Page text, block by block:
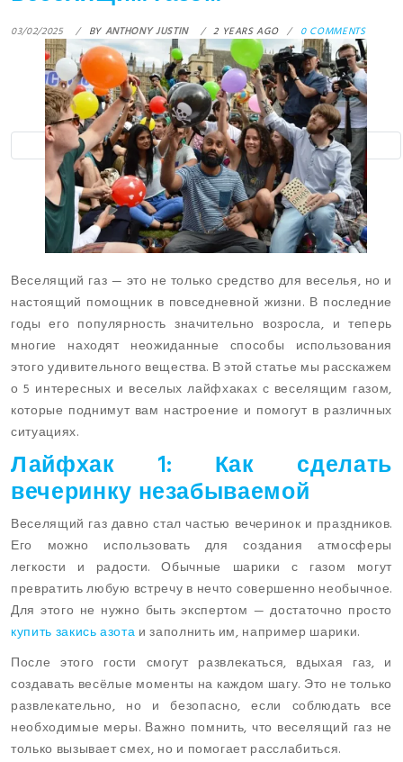
03/02/2025 BY ANTHONY JUSTIN 2 YEARS AGO 0 COMMENTS
Веселящий газ — это не только средство для веселья, но и
настоящий помощник в повседневной жизни. В последние
годы его популярность значительно возросла, и теперь
многие находят неожиданные способы использования
этого удивительного вещества. В этой статье мы расскажем
о 5 интересных и веселых лайфхаках с веселящим газом,
которые поднимут вам настроение и помогут в различных
ситуациях.
Лайфхак 1: Как сделать
вечеринку незабываемой
Веселящий газ давно стал частью вечеринок и праздников.
Его можно использовать для создания атмосферы
легкости и радости. Обычные шарики с газом могут
превратить любую встречу в нечто совершенно необычное.
Для этого не нужно быть экспертом — достаточно просто
купить закись азота и заполнить им, например шарики.
После этого гости смогут развлекаться, вдыхая газ, и
создавать весёлые моменты на каждом шагу. Это не только
развлекательно, но и безопасно, если соблюдать все
необходимые меры. Важно помнить, что веселящий газ не
только вызывает смех, но и помогает расслабиться.